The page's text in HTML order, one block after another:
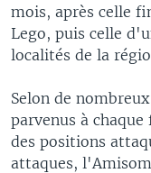
mois, après celle
Lego, puis celle
localités de la
Selon de
parvenus à
des positions
attaques,